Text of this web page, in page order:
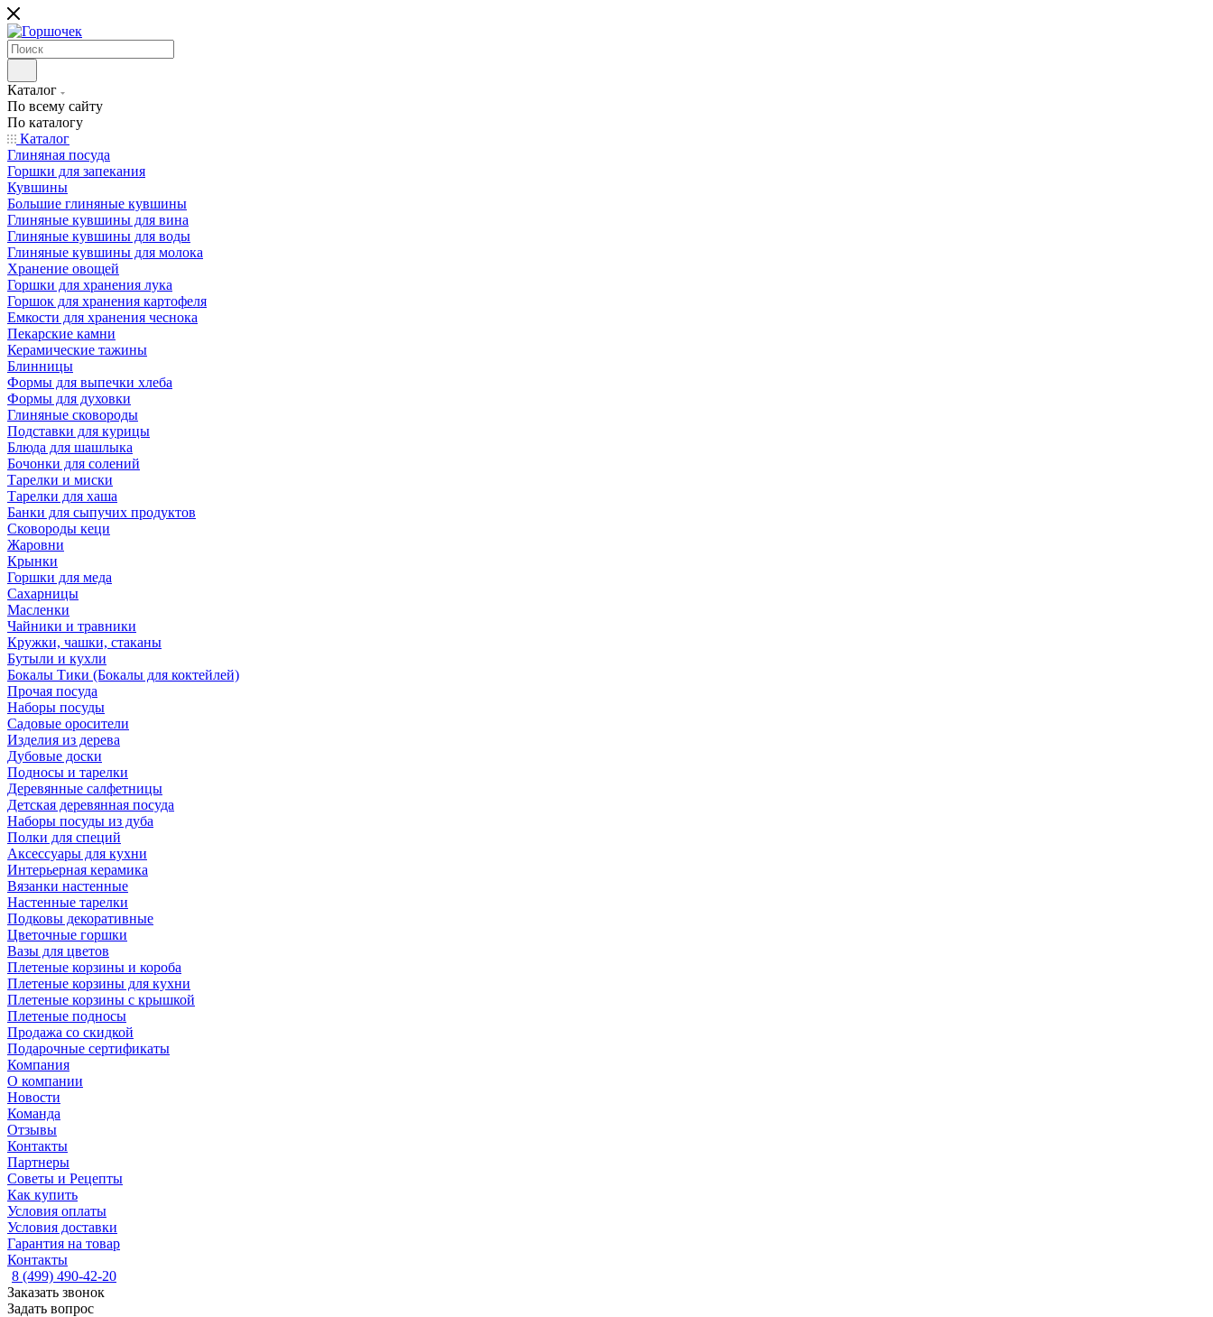
Каталог
По всему сайту
По каталогу
Каталог
Глиняная посуда
Горшки для запекания
Кувшины
Большие глиняные кувшины
Глиняные кувшины для вина
Глиняные кувшины для воды
Глиняные кувшины для молока
Хранение овощей
Горшки для хранения лука
Горшок для хранения картофеля
Емкости для хранения чеснока
Пекарские камни
Керамические тажины
Блинницы
Формы для выпечки хлеба
Формы для духовки
Глиняные сковороды
Подставки для курицы
Блюда для шашлыка
Бочонки для солений
Тарелки и миски
Тарелки для хаша
Банки для сыпучих продуктов
Сковороды кеци
Жаровни
Крынки
Горшки для меда
Сахарницы
Масленки
Чайники и травники
Кружки, чашки, стаканы
Бутыли и кухли
Бокалы Тики (Бокалы для коктейлей)
Прочая посуда
Наборы посуды
Садовые оросители
Изделия из дерева
Дубовые доски
Подносы и тарелки
Деревянные салфетницы
Детская деревянная посуда
Наборы посуды из дуба
Полки для специй
Аксессуары для кухни
Интерьерная керамика
Вязанки настенные
Настенные тарелки
Подковы декоративные
Цветочные горшки
Вазы для цветов
Плетеные корзины и короба
Плетеные корзины для кухни
Плетеные корзины с крышкой
Плетеные подносы
Продажа со скидкой
Подарочные сертификаты
Компания
О компании
Новости
Команда
Отзывы
Контакты
Партнеры
Советы и Рецепты
Как купить
Условия оплаты
Условия доставки
Гарантия на товар
Контакты
8 (499) 490-42-20
Заказать звонок
Задать вопрос